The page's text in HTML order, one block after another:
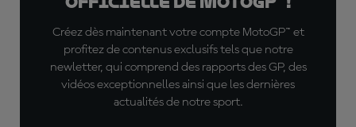
Créez dès maintenant votre compte MotoGP™ et
profitez de contenus exclusifs tels que notre
newletter, qui comprend des rapports des GP, des
vidéos exceptionnelles ainsi que les dernières
actualités de notre sport.